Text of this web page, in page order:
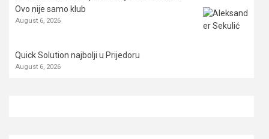
Ovo nije samo klub
August 6, 2026
Quick Solution najbolji u Prijedoru
August 6, 2026